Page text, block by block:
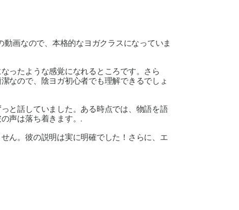
動画なので、本格的なヨガクラスになっていま
ったような感覚になれるところです。さら
なので、陰ヨガ初心者でも理解できるでしょ
と話していました。ある時点では、物語を語
声は落ち着きます。.
ん。彼の説明は実に明確でした！さらに、エ